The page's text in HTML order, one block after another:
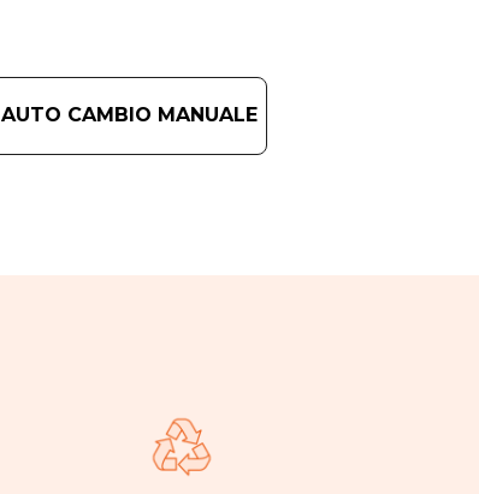
AUTO CAMBIO MANUALE